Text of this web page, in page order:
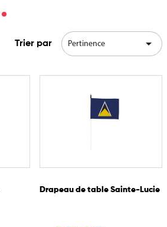
Trier par Pertinence 
Drapeau de table Sainte-Lucie